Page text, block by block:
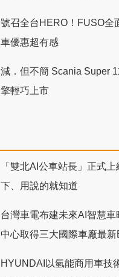
號召全台HERO！FUSO全
車優惠超有感
減．但不簡 Scania Super
擎輕巧上市
「雙北AI公車站長」正式上
下、用說的就知道
台灣車電布建未來AI智慧車
中心取得三大國際車廠最
HYUNDAI以氫能商用車技